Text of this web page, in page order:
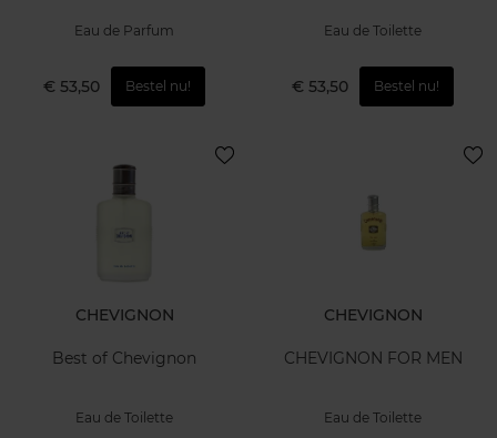
Eau de Parfum
€ 53,50 Bestel nu!
Eau de Toilette
€ 53,50 Bestel nu!
CHEVIGNON
Best of Chevignon
Eau de Toilette
CHEVIGNON
CHEVIGNON FOR MEN
Eau de Toilette